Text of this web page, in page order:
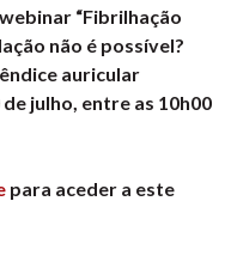
“Fibrilhação
não é possível?
auricular
julho, entre as 10h00
para aceder a este